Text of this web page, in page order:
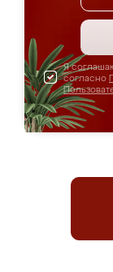
Я
согласно